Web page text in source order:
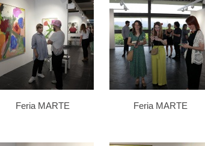
Feria MARTE Feria MARTE